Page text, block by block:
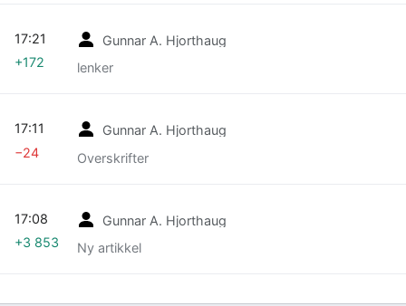
Gunnar A. Hjorthaug
lenker
17:21
+172
Gunnar A. Hjorthaug
Overskrifter
17:11
−24
Gunnar A. Hjorthaug
Ny artikkel
17:08
+3 853